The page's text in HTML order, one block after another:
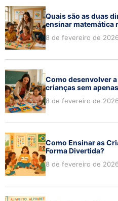
Quais são as duas
ensinar matemática
8 de fevereiro de 2026
Como desenvolver
crianças sem
8 de fevereiro de 2026
Como Ensinar as
Forma Divertida?
8 de fevereiro de 2026